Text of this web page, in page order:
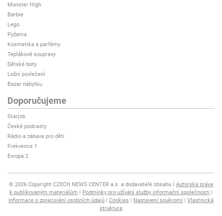
Monster High
Barbie
Lego
Pyžama
Kosmetika a parfémy
Teplákové soupravy
Dětské boty
Ložní povlečení
Bazar nábytku
Doporučujeme
Starjob
České podcasty
Rádio a zábava pro děti
Frekvence 1
Evropa 2
© 2026 Copyright CZECH NEWS CENTER a.s. a dodavatelé obsahu
Autorská práva
k publikovaným materiálům
Podmínky pro užívání služby informační společnosti
Informace o zpracování osobních údajů
Cookies Nastavení soukromí
Vlastnická
struktura